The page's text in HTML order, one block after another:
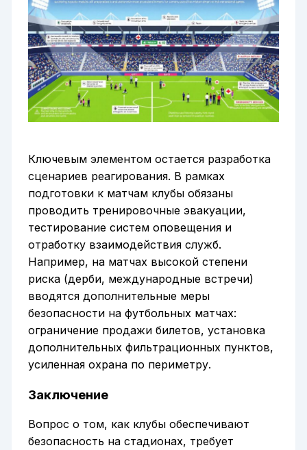
Ключевым элементом остается разработка
сценариев реагирования. В рамках
подготовки к матчам клубы обязаны
проводить тренировочные эвакуации,
тестирование систем оповещения и
отработку взаимодействия служб.
Например, на матчах высокой степени
риска (дерби, международные встречи)
вводятся дополнительные меры
безопасности на футбольных матчах:
ограничение продажи билетов, установка
дополнительных фильтрационных пунктов,
усиленная охрана по периметру.
Заключение
Вопрос о том, как клубы обеспечивают
безопасность на стадионах, требует